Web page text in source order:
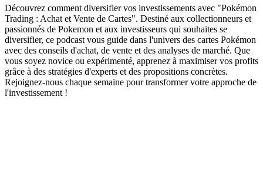
Découvrez comment diversifier vos investissements avec "Pokémon
Trading : Achat et Vente de Cartes". Destiné aux collectionneurs et
passionnés de Pokemon et aux investisseurs qui souhaites se
diversifier, ce podcast vous guide dans l'univers des cartes Pokémon
avec des conseils d'achat, de vente et des analyses de marché. Que
vous soyez novice ou expérimenté, apprenez à maximiser vos profits
grâce à des stratégies d'experts et des propositions concrètes.
Rejoignez-nous chaque semaine pour transformer votre approche de
l'investissement !